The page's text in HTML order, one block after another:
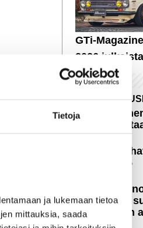
Tietoja
ja lukemaan tietoa
mittauksia, saada
GTi-
2026
GTi-
2026
Sopivasti
Kleinbus '75
Miten
sähköauton
päivittäiseen